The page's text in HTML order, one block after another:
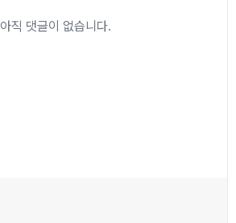
아직 댓글이 없습니다.